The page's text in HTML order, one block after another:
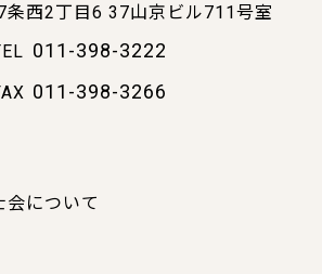
条西2丁目6 37山京ビル711号室
011-398-3222
011-398-3266
会について